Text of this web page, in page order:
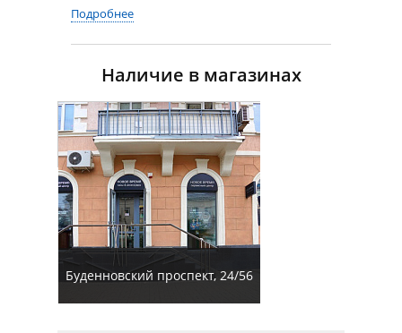
Подробнее
Наличие в магазинах
Буденновский проспект, 24/56